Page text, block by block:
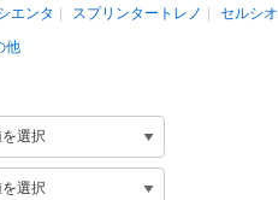
エンタ スプリンタートレノ セルシオ
他